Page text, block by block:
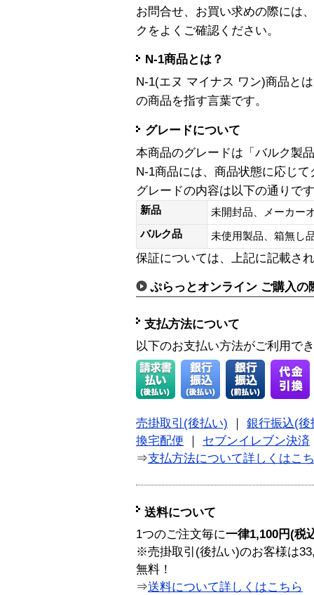
お問合せ、お買い求めの際には
クをよくご確認ください。
N-1商品とは？
N-1(エヌ マイナス ワン)商品と
の商品を指す言葉です。
グレードについて
本商品のグレードは「バルク製
N-1商品には、商品状態に応じ
グレードの内容は以下の通りで
新品
未開封品、メーカー
バルク品
未使用製品、箱無
保証については、上記に記載さ
ぷらっとオンライン ご購入の
支払方法について
以下のお支払い方法がご利用で
売掛取引(後払い)
銀行振込(後
換宅配便
セブンイレブン決済
⇒支払方法について詳しくはこ
送料について
1つのご注文毎に一律1,100円(税
※売掛取引(後払い)のお客様は
無料！
⇒送料について詳しくはこちら